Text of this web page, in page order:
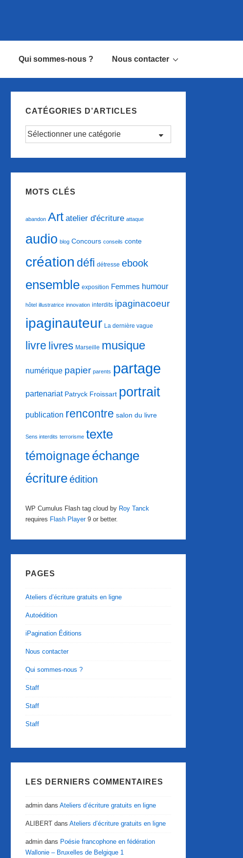
Qui sommes-nous ? Nous contacter
CATÉGORIES D’ARTICLES
Catégories
MOTS CLÉS
abandon Art atelier d'écriture attaque
audio blog Concours conseils conte
création défi détresse ebook
ensemble exposition Femmes humour
hôtel illustratrice innovation interdits ipaginacoeur
ipaginauteur La dernière vague
livre livres Marseille musique
numérique papier parents partage
partenariat Patryck Froissart portrait
publication rencontre salon du livre
Sens interdits terrorisme texte
témoignage échange
écritureédition
WP Cumulus Flash tag cloud by Roy Tanck
requires Flash Player9 or better.
PAGES
Ateliers d’écriture gratuits en ligne
Autoédition
iPagination Éditions
Nous contacter
Qui sommes-nous ?
Staff
Staff
Staff
LES DERNIERS COMMENTAIRES
admin dansAteliers d’écriture gratuits en ligne
ALIBERT dansAteliers d’écriture gratuits en ligne
admin dans Poésie francophone en fédération
Wallonie – Bruxelles de Belgique 1